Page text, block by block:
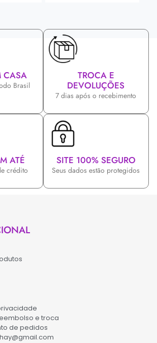
CASA
Brasil
TROCA E
DEVOLUÇÕES
7 dias após o recebimento
ATÉ
crédito
SITE 100% SEGURO
Seus dados estão protegidos
e troca
de pedidos